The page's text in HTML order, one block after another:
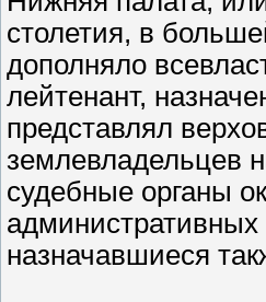
столетия, в
дополняло
лейтенант,
представлял
землевладельцев
судебные органы
назначавшиеся